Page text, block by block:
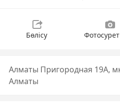
Бөлісу
Алматы Пригородная 19А,
Алматы